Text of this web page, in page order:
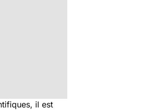
il est